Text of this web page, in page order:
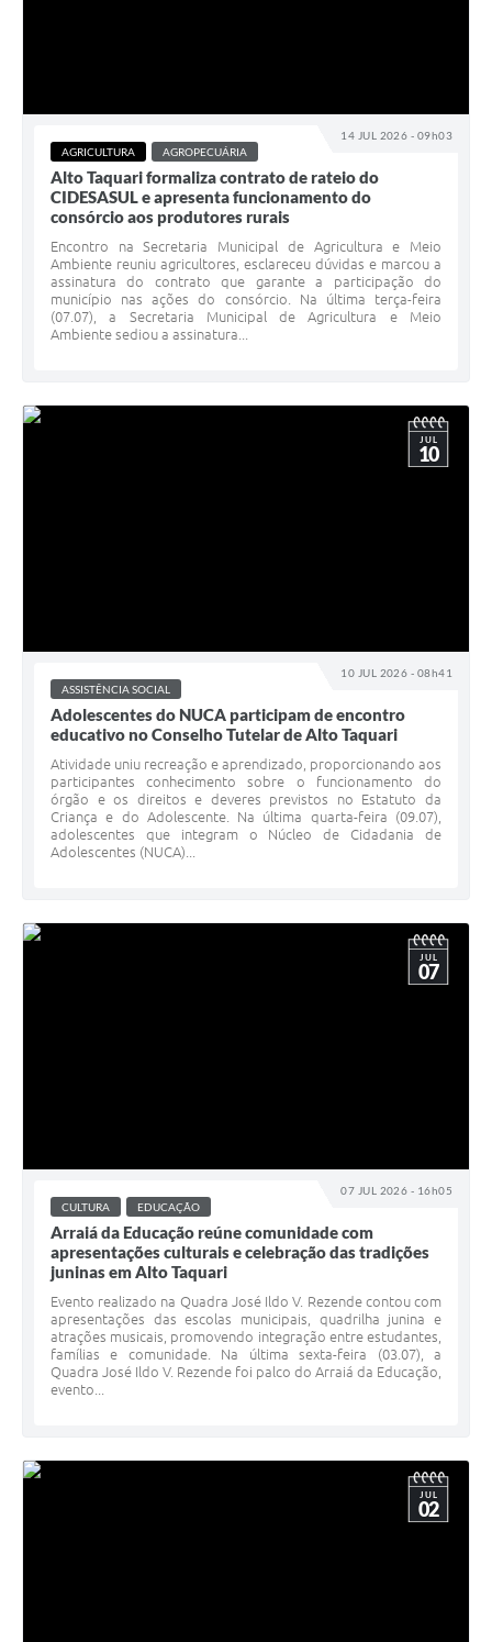
14 JUL 2026 - 09h03
AGRICULTURA
AGROPECUÁRIA
Alto Taquari formaliza contrato de rateio do
CIDESASUL e apresenta funcionamento do
consórcio aos produtores rurais
Encontro na Secretaria Municipal de Agricultura e Meio
Ambiente reuniu agricultores, esclareceu dúvidas e marcou a
assinatura do contrato que garante a participação do
município nas ações do consórcio. Na última terça-feira
(07.07), a Secretaria Municipal de Agricultura e Meio
Ambiente sediou a assinatura...
10 JUL 2026 - 08h41
JUL
10
ASSISTÊNCIA SOCIAL
Adolescentes do NUCA participam de encontro
educativo no Conselho Tutelar de Alto Taquari
Atividade uniu recreação e aprendizado, proporcionando aos
participantes conhecimento sobre o funcionamento do
órgão e os direitos e deveres previstos no Estatuto da
Criança e do Adolescente. Na última quarta-feira (09.07),
adolescentes que integram o Núcleo de Cidadania de
Adolescentes (NUCA)...
07 JUL 2026 - 16h05
JUL
07
CULTURA EDUCAÇÃO
Arraiá da Educação reúne comunidade com
apresentações culturais e celebração das tradições
juninas em Alto Taquari
Evento realizado na Quadra José Ildo V. Rezende contou com
apresentações das escolas municipais, quadrilha junina e
atrações musicais, promovendo integração entre estudantes,
famílias e comunidade. Na última sexta-feira (03.07), a
Quadra José Ildo V. Rezende foi palco do Arraiá da Educação,
evento...
JUL
02